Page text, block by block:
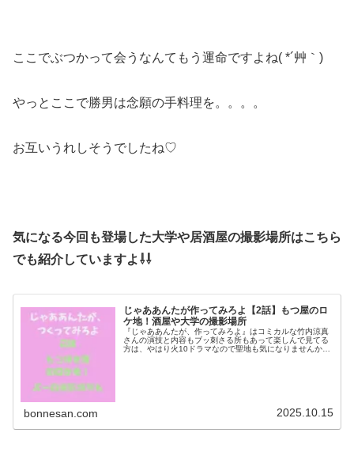
ここでぶつかって会うなんてもう運命ですよね( *´艸｀)
やっとここで勝男は念願の手料理を。。。。
お互いうれしそうでしたね♡
気になる今回も登場した大学や居酒屋の撮影場所はこちら
でも紹介していますよ⇩⇩
じゃああんたが作ってみろよ【2話】もつ屋のロ
ケ地！酒屋や大学の撮影場所
『じゃああんたが、作ってみろよ』はコミカルな竹内涼真
さんの演技と内容もブッ刺さる所もあって楽しんで見てる
方は、やはり火10ドラマなので聖地も気になりませんか？
bonnesan.com 2025.10.15